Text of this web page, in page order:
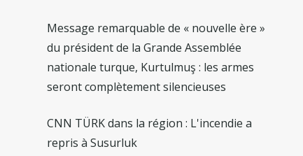
Message remarquable de « nouvelle ère »
du président de la Grande Assemblée
nationale turque, Kurtulmuş : les armes
seront complètement silencieuses
CNN TÜRK dans la région : L'incendie a
repris à Susurluk